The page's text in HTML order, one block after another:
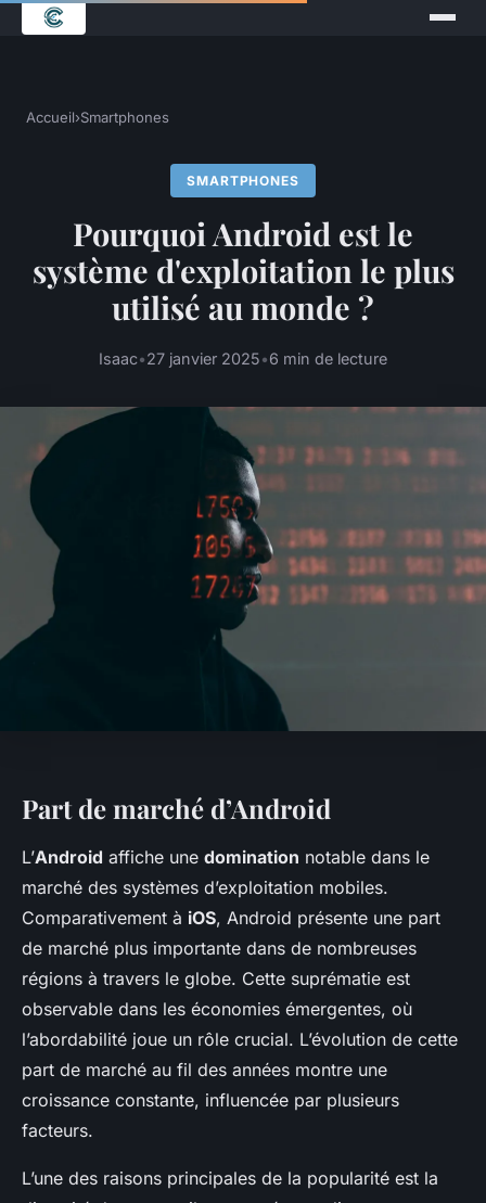
Accueil›Smartphones
SMARTPHONES
Pourquoi Android est le
système d'exploitation le plus
utilisé au monde ?
Isaac•27 janvier 2025•6 min de lecture
Part de marché d’Android
L’Android affiche une domination notable dans le
marché des systèmes d’exploitation mobiles.
Comparativement à iOS, Android présente une part
de marché plus importante dans de nombreuses
régions à travers le globe. Cette suprématie est
observable dans les économies émergentes, où
l’abordabilité joue un rôle crucial. L’évolution de cette
part de marché au fil des années montre une
croissance constante, influencée par plusieurs
facteurs.
L’une des raisons principales de la popularité est la